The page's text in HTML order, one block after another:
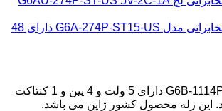
رله امرن مدل G6B-1114P-US دارای 5 ولت و 4 پین و 1 کنتاکت